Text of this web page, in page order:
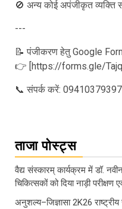
🚫 अन्य कोई अपंजीकृत व्यक्ति
---
📝 पंजीकरण हेतु Google
👉 [https://forms.gle/
📞 संपर्क करें: 09410379397
ताजा पोस्ट्स
वैद्य संस्कारम् कार्यक्रम में डॉ.
चिकित्सकों को दिया नाड़ी परीक्षण
अनुशल्य–जिज्ञासा 2K26 राष्ट्रीय